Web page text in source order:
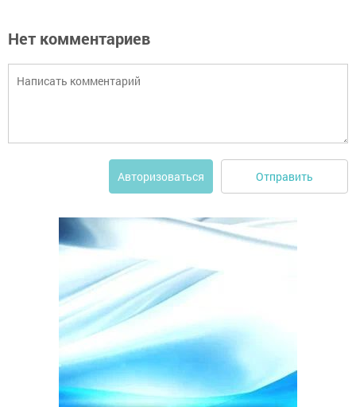
Нет комментариев
Авторизоваться Отправить